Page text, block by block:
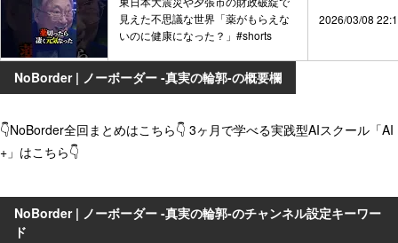
見えた不思議な世界「薬がもらえな
いのに健康になった？」#shorts
2026/03/08
NoBorder | ノーボーダー -真実の輪郭-の概要欄
👇NoBorder全回まとめはこちら👇 3ヶ月で学べる実践型AIスクール「AI
+」はこちら👇
NoBorder | ノーボーダー -真実の輪郭-のチャンネル設定キーワー
ド